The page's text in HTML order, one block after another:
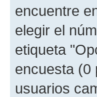
encuentre
elegir el
etiqueta
encuesta (0
usuarios